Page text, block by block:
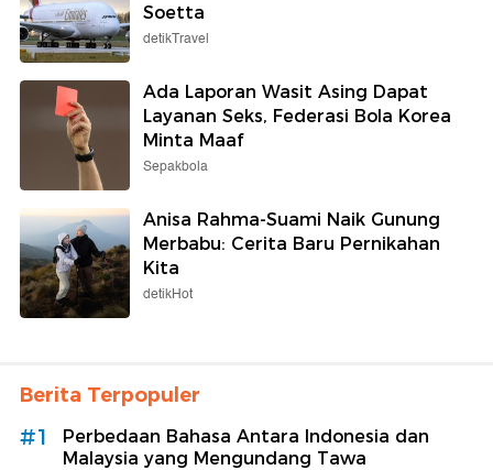
Soetta
detikTravel
Ada Laporan Wasit Asing Dapat
Layanan Seks, Federasi Bola Korea
Minta Maaf
Sepakbola
Anisa Rahma-Suami Naik Gunung
Merbabu: Cerita Baru Pernikahan
Kita
detikHot
Berita Terpopuler
#1
Perbedaan Bahasa Antara Indonesia dan
Malaysia yang Mengundang Tawa